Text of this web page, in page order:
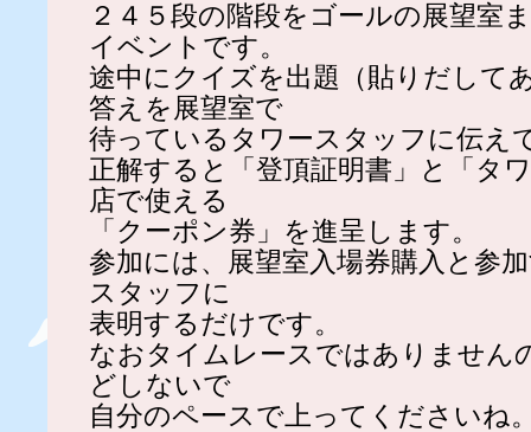
２４５段の階段をゴールの展望室
イベントです。
途中にクイズを出題（貼りだして
答えを展望室で
待っているタワースタッフに伝え
正解すると「登頂証明書」と「タ
店で使える
「クーポン券」を進呈します。
参加には、展望室入場券購入と参
スタッフに
表明するだけです。
なおタイムレースではありません
どしないで
自分のペースで上ってくださいね